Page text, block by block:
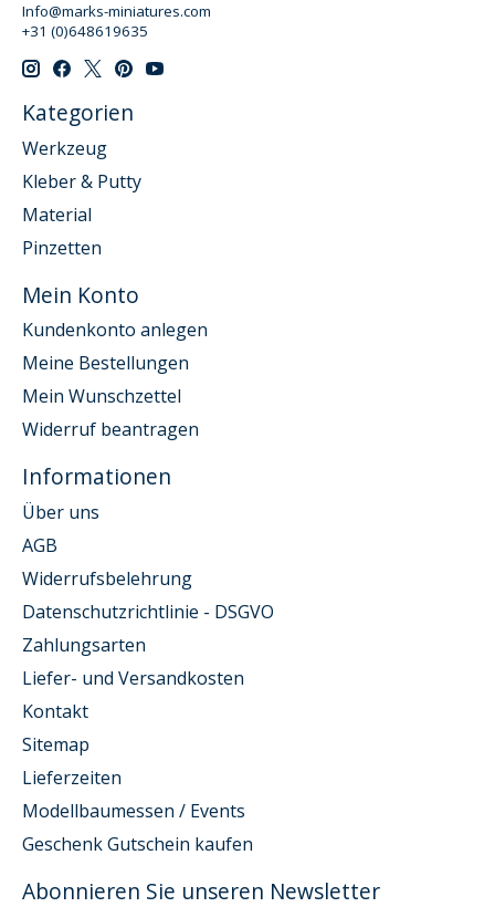
Info@marks-miniatures.com
+31 (0)648619635
Kategorien
Werkzeug
Kleber & Putty
Material
Pinzetten
Mein Konto
Kundenkonto anlegen
Meine Bestellungen
Mein Wunschzettel
Widerruf beantragen
Informationen
Über uns
AGB
Widerrufsbelehrung
Datenschutzrichtlinie - DSGVO
Zahlungsarten
Liefer- und Versandkosten
Kontakt
Sitemap
Lieferzeiten
Modellbaumessen / Events
Geschenk Gutschein kaufen
Abonnieren Sie unseren Newsletter